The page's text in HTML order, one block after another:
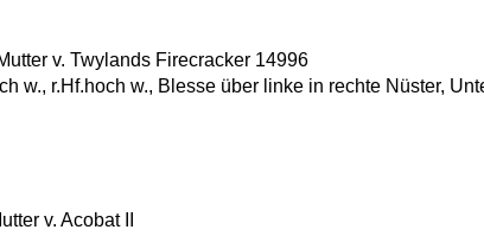
v. Twylands Firecracker 14996
w., r.Hf.hoch w., Blesse über linke in rechte Nüster,
v. Acobat II